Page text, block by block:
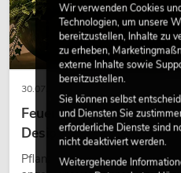
30.07.2026
Feuerhemmende
Design perfekt
Pflanzen machen Räume
Wir verwenden Cookies
Technologien, um unsere
bereitzustellen, Inhalte zu
zu erheben,
externe Inhalte sowie
bereitzustellen.
Sie können selbst
und Diensten Sie
erforderliche Dienste sind
nicht deaktiviert werden.
Weitergehende